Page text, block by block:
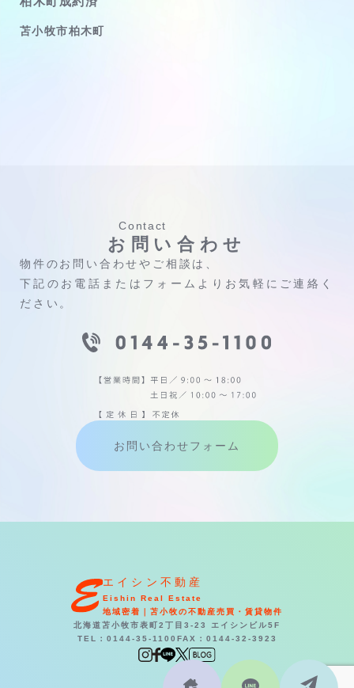
苫小牧市柏木町
Contact
お問い合わせ
物件のお問い合わせやご相談は、
下記のお電話またはフォームよりお気軽にご連絡く
ださい。
お問い合わせフォーム
エイシン不動産
Eishin Real Estate
地域密着｜苫小牧の不動産売買・賃貸物件
北海道苫小牧市表町2丁目3-23 エイシンビル5F
TEL：0144-35-1100 FAX：0144-32-3923